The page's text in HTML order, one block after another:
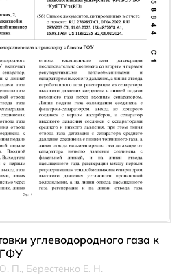
углеводородного газа к
ГФУ
П., Берестенко Е. Н.